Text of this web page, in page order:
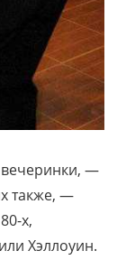
вечеринки, —
также, —
х,
Хэллоуин.